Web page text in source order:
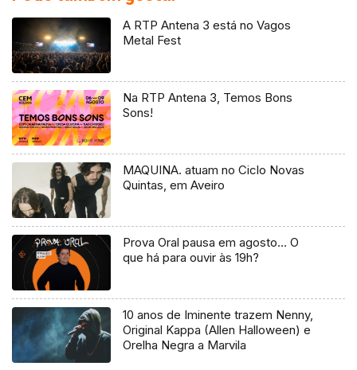
A RTP Antena 3 está no Vagos
Metal Fest
Na RTP Antena 3, Temos Bons
Sons!
MAQUINA. atuam no Ciclo Novas
Quintas, em Aveiro
Prova Oral pausa em agosto… O
que há para ouvir às 19h?
10 anos de Iminente trazem Nenny,
Original Kappa (Allen Halloween) e
Orelha Negra a Marvila